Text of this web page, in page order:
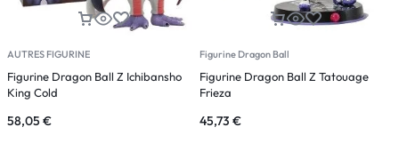
AUTRES FIGURINE
Figurine Dragon Ball Z Ichibansho
King Cold
58,05 €
Figurine Dragon Ball
Figurine Dragon Ball Z Tatouage
Frieza
45,73 €